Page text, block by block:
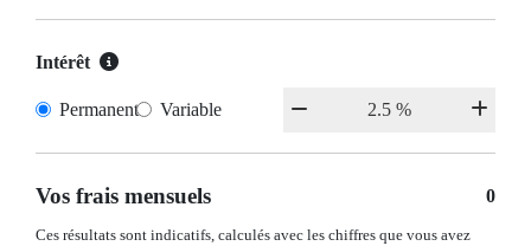
Intérêt
Permanent Variable
Vos frais mensuels 0
Ces résultats sont indicatifs, calculés avec les chiffres que vous avez